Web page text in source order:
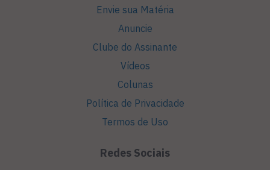
Envie sua Matéria
Anuncie
Clube do Assinante
Vídeos
Colunas
Política de Privacidade
Termos de Uso
Redes Sociais